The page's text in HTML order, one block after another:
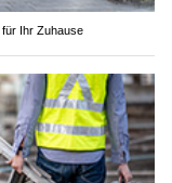
Ihr Zuhause